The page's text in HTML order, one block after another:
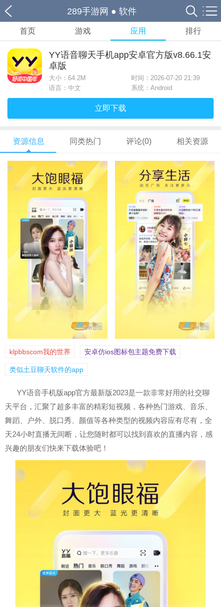
289手游网 ● 软件
首页 游戏 应用 排行
YY语音聊天手机app安卓官方版v8.66.1安
卓版
大小： 64.2M
时间：2026-07-20 21:39
语言：中文
系统：Android
立即下载
资源信息 同类热门 评论(0) 相关资源
klpbbscom我的世界 安卓仿ios图标包主题免费下载
类似土豆聊天软件的app
YY语音手机版app官方最新版2023是一款非常好用的社交聊
天平台，汇聚了超多丰富的精彩短视频，各种热门游戏、音乐、
舞蹈、户外、脱口秀、颜值等各种类型的视频内容应有尽有，全
天24小时直播无间断，让您随时都可以找到喜欢的直播内容，感
兴趣的朋友们快来下载体验吧！